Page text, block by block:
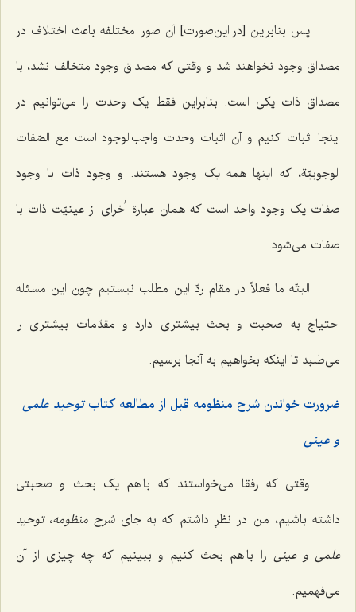
پس بنابراین [در این‌صورت] آن صور مختلفه باعث اختلاف در
مصداق وجود نخواهند شد و وقتی که مصداق وجود متخالف نشد، با
مصداق ذات یکی است. بنابراین فقط یک وحدت را می‌توانیم در
اینجا اثبات کنیم و آن اثبات وحدت واجب‌الوجود است مع الصّفات
الوجوبیّة، که اینها همه یک وجود هستند. و وجود ذات با وجود
صفات یک وجود واحد است که همان عبارة اُخرای از عینیّت ذات با
صفات می‌شود.
البتّه ما فعلاً در مقام ردّ این مطلب نیستیم چون این مسئله
احتیاج به صحبت و بحث بیشتری دارد و مقدّمات بیشتری را
می‌طلبد تا اینکه بخواهیم به آنجا برسیم.
ضرورت خواندن شرح منظومه قبل از مطالعه کتابتوحید علمی
و عینی
وقتی که رفقا می‌خواستند که با هم یک بحث و صحبتی
داشته باشیم، من در نظرِ داشتم که به جایشرح منظومه،توحید
علمی و عینی را با هم بحث کنیم و ببینیم که چه چیزی از آن
می‌فهمیم.